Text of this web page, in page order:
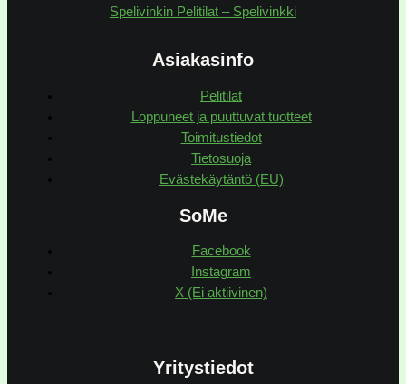
Spelivinkin Pelitilat – Spelivinkki
Asiakasinfo
Pelitilat
Loppuneet ja puuttuvat tuotteet
Toimitustiedot
Tietosuoja
Evästekäytäntö (EU)
SoMe
Facebook
Instagram
X (Ei aktiivinen)
Yritystiedot